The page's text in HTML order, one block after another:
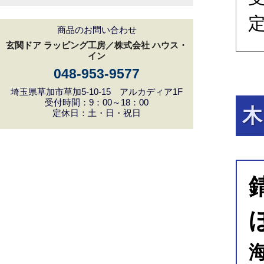
商品のお問い合わせ
玄関ドア ラッピング工房／株式会社 ハウス・
イン
048-953-9577
埼玉県草加市草加5-10-15 アルカディア1F
受付時間：9：00～18：00
定休日：土・日・祝日